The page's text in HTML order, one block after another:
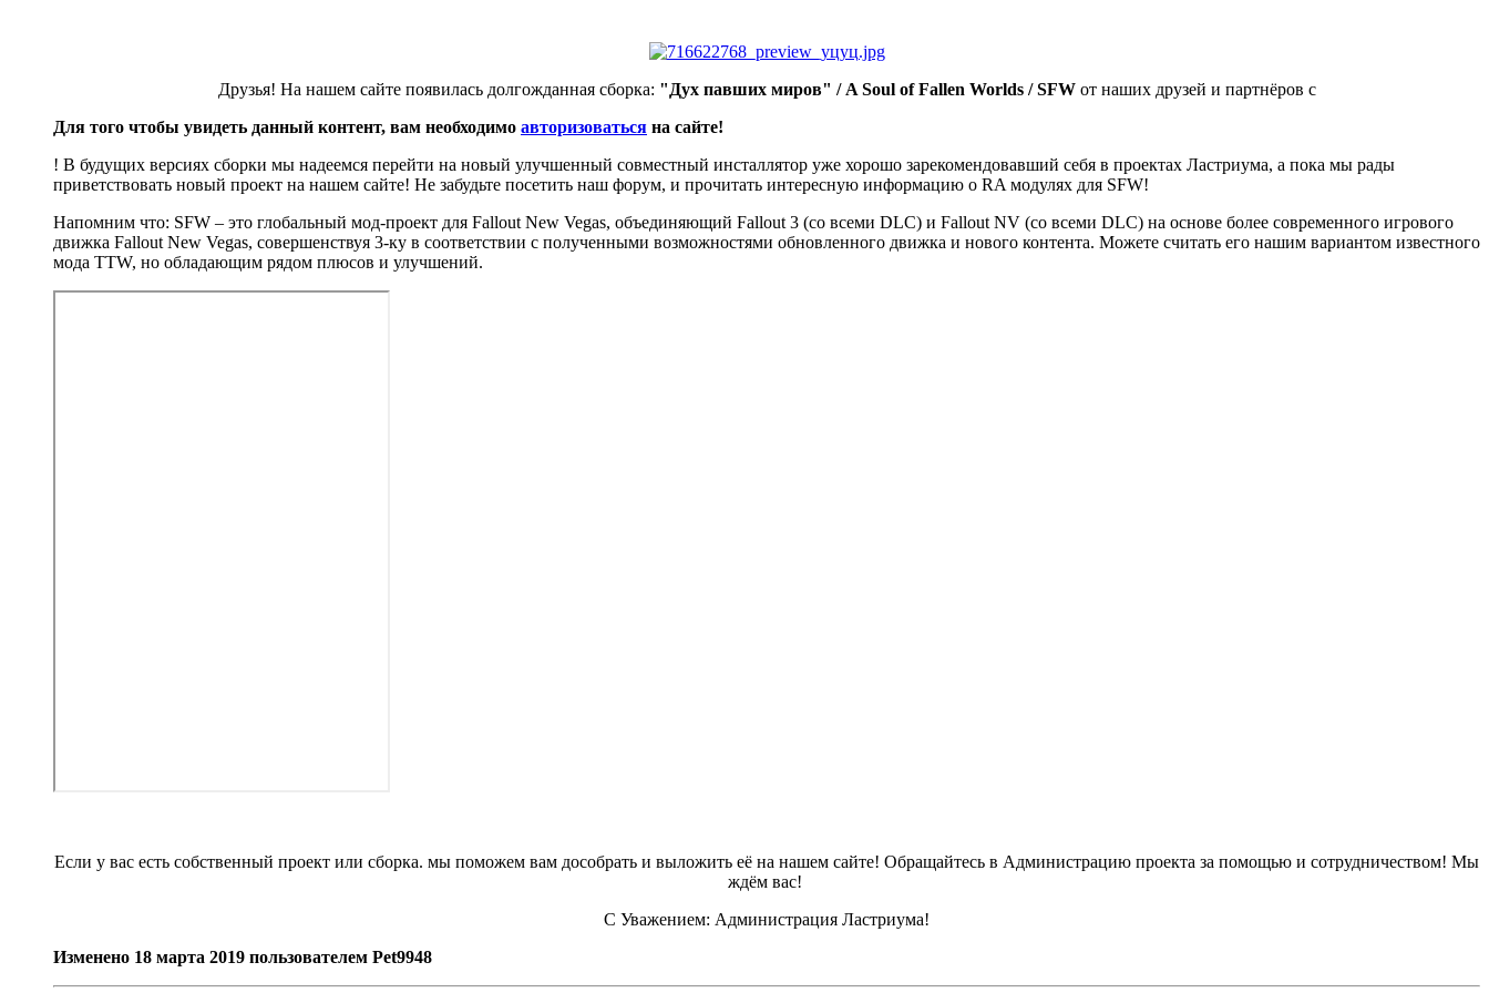
Друзья! На нашем сайте появилась долгожданная сборка: "Дух павших миров" / A Soul of Fallen Worlds / SFWот наших друзей и партнёров с
Для того чтобы увидеть данный контент, вам необходимо авторизоваться на сайте!
! В будущих версиях сборки мы надеемся перейти на новый улучшенный совместный инсталлятор уже хорошо зарекомендовавший себя в проектах Ластриума, а пока мы рады
приветствовать новый проект на нашем сайте! Не забудьте посетить наш форум, и прочитать интересную информацию о RA модулях для SFW!
Напомним что: SFW – это глобальный мод-проект для Fallout New Vegas, объединяющий Fallout 3 (со всеми DLC) и Fallout NV (со всеми DLC) на основе более современного игрового
движка Fallout New Vegas, совершенствуя 3-ку в соответствии с полученными возможностями обновленного движка и нового контента. Можете считать его нашим вариантом известного
мода TTW, но обладающим рядом плюсов и улучшений.
Если у вас есть собственный проект или сборка. мы поможем вам дособрать и выложить её на нашем сайте! Обращайтесь в Администрацию проекта за помощью и сотрудничеством! Мы
ждём вас!
С Уважением: Администрация Ластриума!
Изменено 18 марта 2019 пользователем Pet9948